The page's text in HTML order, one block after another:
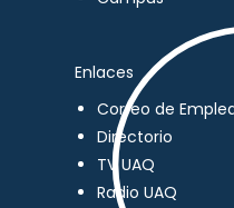
Enlaces
Correo de
Directorio
TV UAQ
Radio UAQ